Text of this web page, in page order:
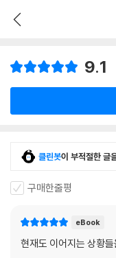
9.1
클린봇이 부적절한 글
구매한줄평
eBook
현재도 이어지는 상황